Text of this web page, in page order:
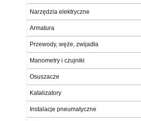
Narzędzia elektryczne
Armatura
Przewody, węże, zwijadła
Manometry i czujniki
Osuszacze
Katalizatory
Instalacje pneumatyczne